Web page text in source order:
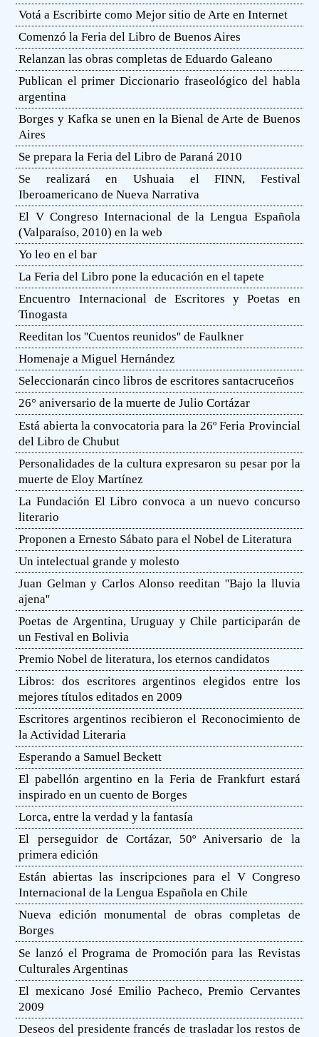
Votá a Escribirte como Mejor sitio de Arte en Internet
Comenzó la Feria del Libro de Buenos Aires
Relanzan las obras completas de Eduardo Galeano
Publican el primer Diccionario fraseológico del habla
argentina
Borges y Kafka se unen en la Bienal de Arte de Buenos
Aires
Se prepara la Feria del Libro de Paraná 2010
Se realizará en Ushuaia el FINN, Festival
Iberoamericano de Nueva Narrativa
El V Congreso Internacional de la Lengua Española
(Valparaíso, 2010) en la web
Yo leo en el bar
La Feria del Libro pone la educación en el tapete
Encuentro Internacional de Escritores y Poetas en
Tinogasta
Reeditan los ''Cuentos reunidos'' de Faulkner
Homenaje a Miguel Hernández
Seleccionarán cinco libros de escritores santacruceños
26° aniversario de la muerte de Julio Cortázar
Está abierta la convocatoria para la 26º Feria Provincial
del Libro de Chubut
Personalidades de la cultura expresaron su pesar por la
muerte de Eloy Martínez
La Fundación El Libro convoca a un nuevo concurso
literario
Proponen a Ernesto Sábato para el Nobel de Literatura
Un intelectual grande y molesto
Juan Gelman y Carlos Alonso reeditan ''Bajo la lluvia
ajena''
Poetas de Argentina, Uruguay y Chile participarán de
un Festival en Bolivia
Premio Nobel de literatura, los eternos candidatos
Libros: dos escritores argentinos elegidos entre los
mejores títulos editados en 2009
Escritores argentinos recibieron el Reconocimiento de
la Actividad Literaria
Esperando a Samuel Beckett
El pabellón argentino en la Feria de Frankfurt estará
inspirado en un cuento de Borges
Lorca, entre la verdad y la fantasía
El perseguidor de Cortázar, 50º Aniversario de la
primera edición
Están abiertas las inscripciones para el V Congreso
Internacional de la Lengua Española en Chile
Nueva edición monumental de obras completas de
Borges
Se lanzó el Programa de Promoción para las Revistas
Culturales Argentinas
El mexicano José Emilio Pacheco, Premio Cervantes
2009
Deseos del presidente francés de trasladar los restos de